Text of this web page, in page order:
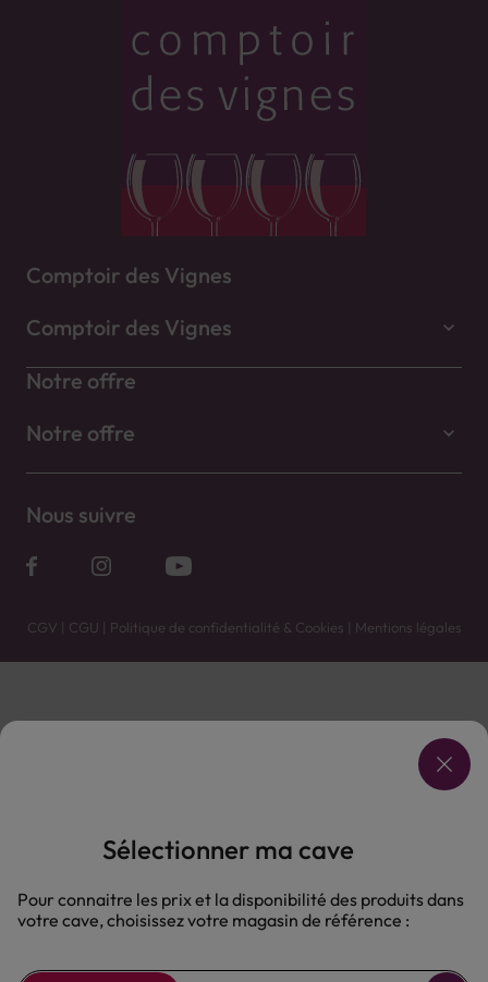
Comptoir des Vignes
Comptoir des Vignes
Notre offre
Notre offre
Nous suivre
CGV | CGU | Politique de confidentialité & Cookies | Mentions légales
Vente uniquement en caves. Contactez votre caviste pour plus de renseignements.
L'ABUS D'ALCOOL EST DANGEREUX POUR LA SANTÉ, À CONSOMMER AVEC MODÉRATION.
Sélectionner ma cave
Pour connaitre les prix et la disponibilité des produits dans
votre cave, choisissez votre magasin de référence :